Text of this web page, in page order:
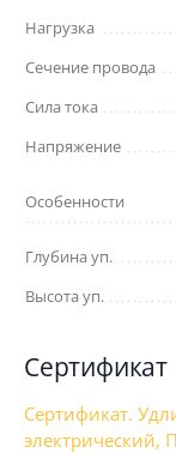
Нагрузка
Сечение провода
Сила тока
Напряжение
Особенности
Глубина уп.
Высота уп.
Сертификат
Сертификат.
электрический,